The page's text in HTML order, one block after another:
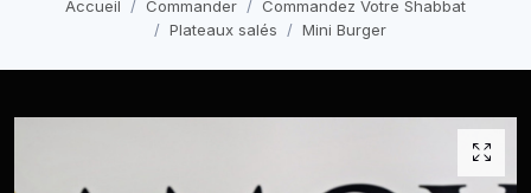
Accueil Commander
Commandez Votre Shabbat
Plateaux salés
Mini Burger